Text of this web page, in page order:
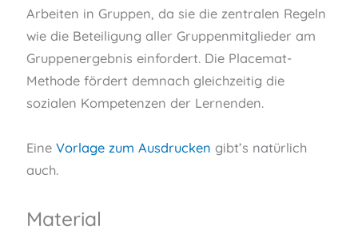
Arbeiten in Gruppen, da sie die zentralen Regeln
wie die Beteiligung aller Gruppenmitglieder am
Gruppenergebnis einfordert. Die Placemat-
Methode fördert demnach gleichzeitig die
sozialen Kompetenzen der Lernenden.
Eine Vorlage zum Ausdrucken gibt’s natürlich
auch.
Material